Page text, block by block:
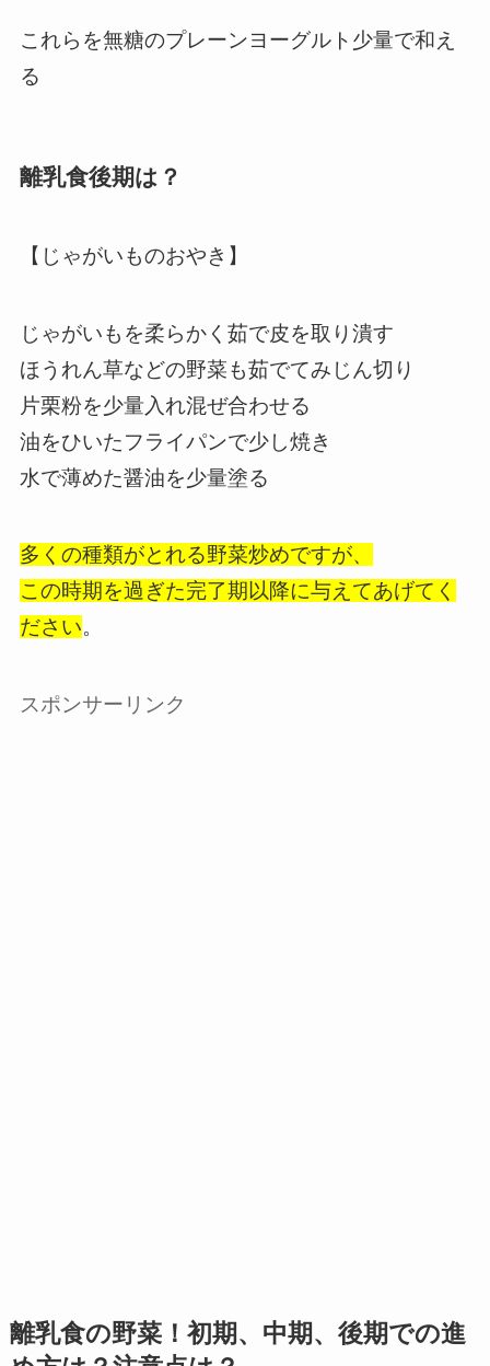
これらを無糖のプレーンヨーグルト少量で和え
る
離乳食後期は？
【じゃがいものおやき】
じゃがいもを柔らかく茹で皮を取り潰す
ほうれん草などの野菜も茹でてみじん切り
片栗粉を少量入れ混ぜ合わせる
油をひいたフライパンで少し焼き
水で薄めた醤油を少量塗る
多くの種類がとれる野菜炒めですが、
この時期を過ぎた完了期以降に与えてあげてく
ださい。
スポンサーリンク
離乳食の野菜！初期、中期、後期での進